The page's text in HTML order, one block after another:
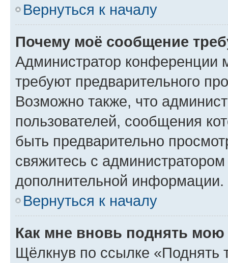
Вернуться к началу
Почему моё сообщение
Администратор конференции
требуют предварительного
Возможно также, что
пользователей, сообщения
быть предварительно
свяжитесь с
дополнительной информации.
Вернуться к началу
Как мне вновь поднять мою
Щёлкнув по ссылке «Поднять